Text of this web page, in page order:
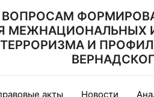
И
акты Новости